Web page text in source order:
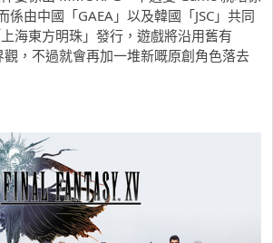
係由中國「GAEA」以及韓國「JSC」共同
海東方明珠」發行，遊戲將沿用舊有
觀，不過就會再加一堆新嘅原創角色落去